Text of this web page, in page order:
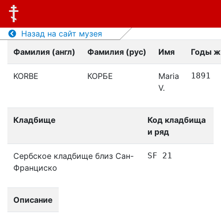
Назад на сайт музея
Фамилия (англ)
Фамилия (рус) Имя Годы
KORBE КОРБЕ
Maria
V.
1891
Кладбище
Код кладбища
и ряд
Сербское кладбище близ Сан-
Франциско
SF 21
Описание